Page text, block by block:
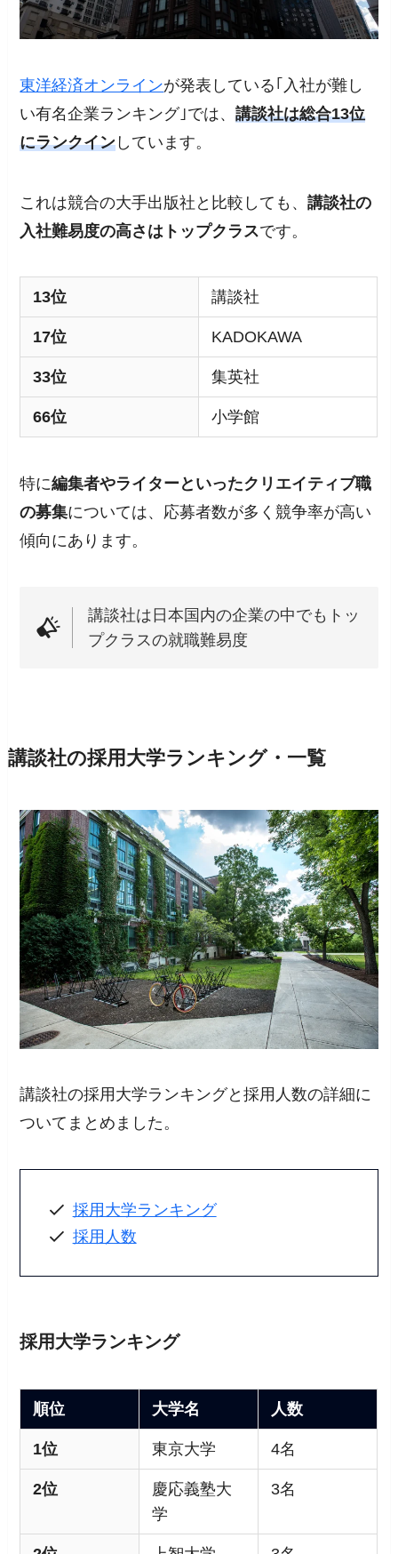
東洋経済オンラインが発表している｢入社が難し
い有名企業ランキング｣では、講談社は総合13位
にランクイン しています。
これは競合の大手出版社と比較しても、講談社の
入社難易度の高さはトップクラスです。
13位 講談社
17位 KADOKAWA
33位 集英社
66位 小学館
特に編集者やライターといったクリエイティブ職
の募集については、応募者数が多く競争率が高い
傾向にあります。
講談社は日本国内の企業の中でもトッ
プクラスの就職難易度
講談社の採用大学ランキング・一覧
講談社の採用大学ランキングと採用人数の詳細に
ついてまとめました。
採用大学ランキング
採用人数
採用大学ランキング
順位 大学名 人数
1位 東京大学 4名
2位
慶応義塾大
学
3名